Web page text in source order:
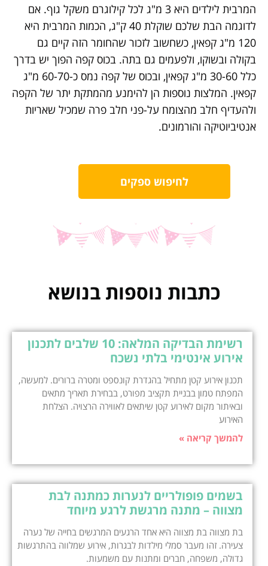
המרבית לילדים היא 3 מ"ג לכל קילוגרם משקל גוף. אם
לדוגמה הבת שלכם שוקלת 40 ק"ג, הכמות המרבית היא
120 מ"ג קפאין, כשחשוב לזכור שהחומר הזה קיים גם
בקולה ובשוקו, ולפעמים גם בתה. בכוס קפה הפוך יש בדרך
כלל 30-60 מ"ג קפאין, ובכוס של קפה נמס כ-60-70 מ"ג
קפאין. המלצות נוספות הן להימנע מהמתקת יתר של הקפה
ולהעדיף חלב מהצומח על-פני חלב פרה שמכיל שאריות
אנטיביוטיקה והורמונים.
לחיפוש ספקים
כתבות נוספות בנושא
רשימת הבדיקה המלאה: 10 שלבים לתכנון
אירוע אינטימי בלתי נשכח
תכנון אירוע קטן מתחיל בהגדרת קונספט ומטרה ברורים. למעשה,
המפתח טמון בבניית תקציב מפורט, בבחירת תאריך מתאים
ובאיתור מקום לאירוע קטן שיתאים לאווירה הרצויה. הצלחת
האירוע
להמשך קריאה »
בשמים פופולריים לנערות כמתנה לבת
מצווה – מתנה מרגשת לרגע מיוחד
בת מצווה בת מצווה היא אחד הרגעים המרגשים בחייה של נערה
צעירה. זהו מעבר סמלי מילדות לבגרות, אירוע שמלווה בהתרגשות
גדולה, משפחה, חברים ומתנות עם משמעות.